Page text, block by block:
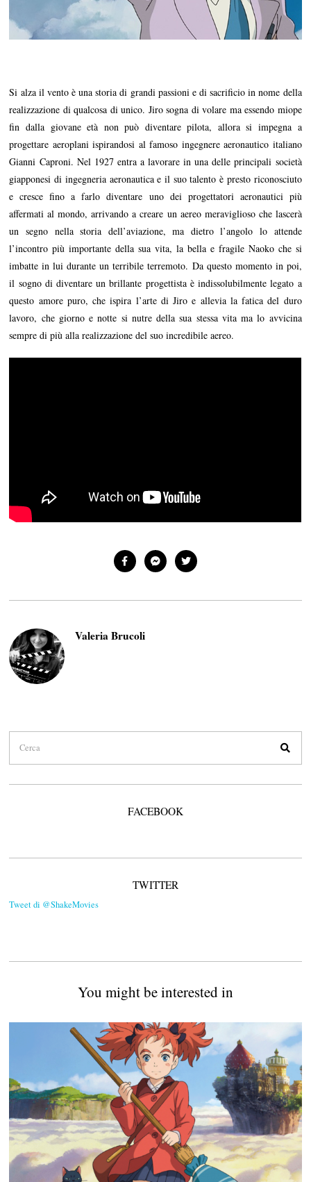
Si alza il vento è una storia di grandi passioni e di sacrificio in nome della
realizzazione di qualcosa di unico. Jiro sogna di volare ma essendo miope
fin dalla giovane età non può diventare pilota, allora si impegna a
progettare aeroplani ispirandosi al famoso ingegnere aeronautico italiano
Gianni Caproni. Nel 1927 entra a lavorare in una delle principali società
giapponesi di ingegneria aeronautica e il suo talento è presto riconosciuto
e cresce fino a farlo diventare uno dei progettatori aeronautici più
affermati al mondo, arrivando a creare un aereo meraviglioso che lascerà
un segno nella storia dell’aviazione, ma dietro l’angolo lo attende
l’incontro più importante della sua vita, la bella e fragile Naoko che si
imbatte in lui durante un terribile terremoto. Da questo momento in poi,
il sogno di diventare un brillante progettista è indissolubilmente legato a
questo amore puro, che ispira l’arte di Jiro e allevia la fatica del duro
lavoro, che giorno e notte si nutre della sua stessa vita ma lo avvicina
sempre di più alla realizzazione del suo incredibile aereo.
Valeria Brucoli
FACEBOOK
TWITTER
Tweet di @ShakeMovies
You might be interested in